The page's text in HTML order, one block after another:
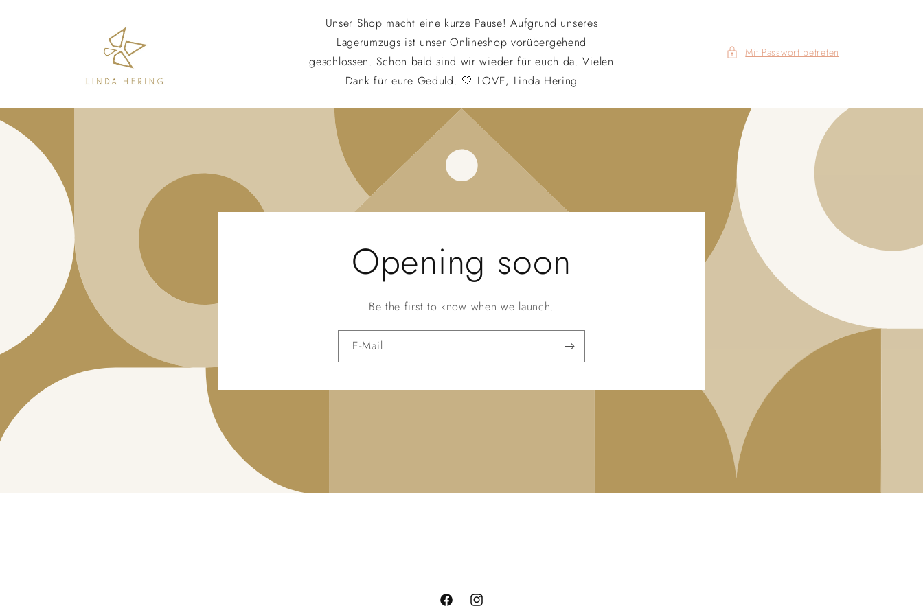
Unser Shop macht eine kurze Pause! Aufgrund unseres
Lagerumzugs ist unser Onlineshop vorübergehend
geschlossen. Schon bald sind wir wieder für euch da. Vielen
Dank für eure Geduld. 🤍 LOVE, Linda Hering
Mit Passwort betreten
Opening soon
Be the first to know when we launch.
E-Mail
FacebookInstagram